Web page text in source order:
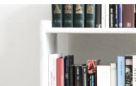
BUNTE
BEINE